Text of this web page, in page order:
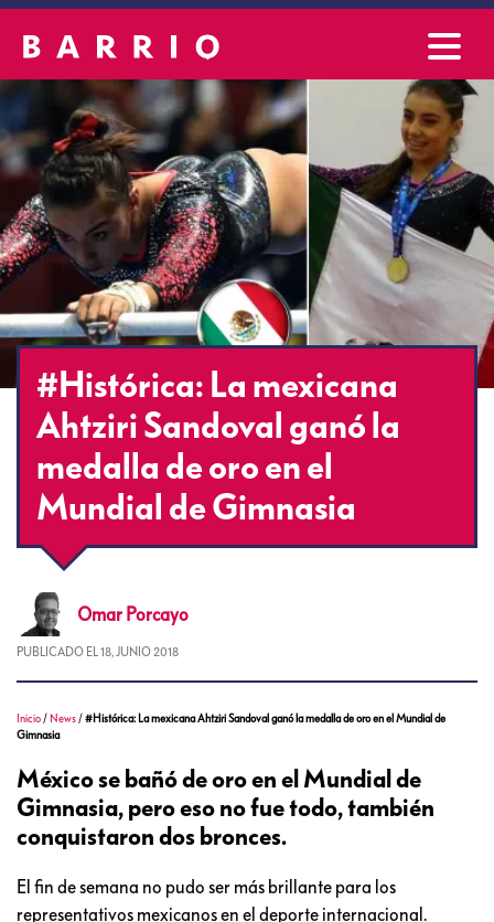
#Histórica: La mexicana
Ahtziri Sandoval ganó la
medalla de oro en el
Mundial de Gimnasia
Omar Porcayo
PUBLICADO EL 18, JUNIO 2018
Inicio / News /#Histórica: La mexicana Ahtziri Sandoval ganó la medalla de oro en el Mundial de
Gimnasia
México se bañó de oro en el Mundial de
Gimnasia, pero eso no fue todo, también
conquistaron dos bronces.
El fin de semana no pudo ser más brillante para los
representativos mexicanos en el deporte internacional.